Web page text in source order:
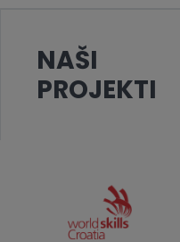
NAŠI
PROJEKTI